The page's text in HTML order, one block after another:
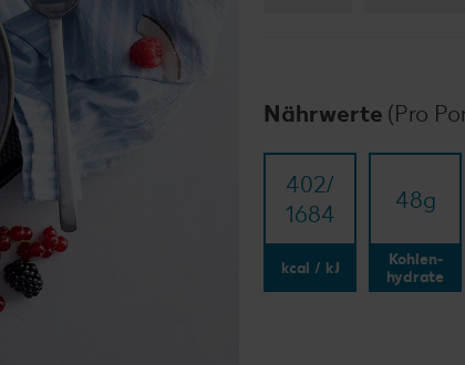
Nährwerte (Pro
402/​
1684
kcal / kJ
48g
Kohlen-
hydrate